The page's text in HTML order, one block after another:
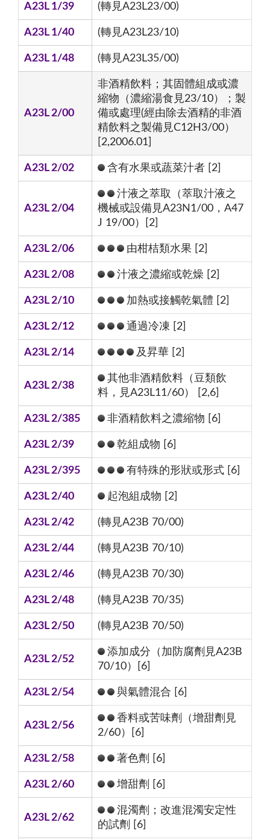
A23L 1/39 (轉見A23L23/00)
A23L 1/40 (轉見A23L23/10)
A23L 1/48 (轉見A23L35/00)
A23L 2/00
非酒精飲料；其固體組成或濃
縮物（濃縮湯食見23/10）；製
備或處理(經由除去酒精的非酒
精飲料之製備見C12H3/00）
[2,2006.01]
A23L 2/02 含有水果或蔬菜汁者 [2]
A23L 2/04
汁液之萃取（萃取汁液之
機械或設備見A23N1/00，A47
J 19/00）[2]
A23L 2/06 由柑桔類水果 [2]
A23L 2/08 汁液之濃縮或乾燥 [2]
A23L 2/10 加熱或接觸乾氣體 [2]
A23L 2/12 通過冷凍 [2]
A23L 2/14 及昇華 [2]
A23L 2/38
其他非酒精飲料（豆類飲
料，見A23L11/60） [2,6]
A23L 2/385 非酒精飲料之濃縮物 [6]
A23L 2/39 乾組成物 [6]
A23L 2/395 有特殊的形狀或形式 [6]
A23L 2/40 起泡組成物 [2]
A23L 2/42 (轉見A23B 70/00)
A23L 2/44 (轉見A23B 70/10)
A23L 2/46 (轉見A23B 70/30)
A23L 2/48 (轉見A23B 70/35)
A23L 2/50 (轉見A23B 70/50)
A23L 2/52
添加成分（加防腐劑見A23B
70/10）[6]
A23L 2/54 與氣體混合 [6]
A23L 2/56
香料或苦味劑（增甜劑見
2/60）[6]
A23L 2/58 著色劑 [6]
A23L 2/60 增甜劑 [6]
A23L 2/62
混濁劑；改進混濁安定性
的試劑 [6]